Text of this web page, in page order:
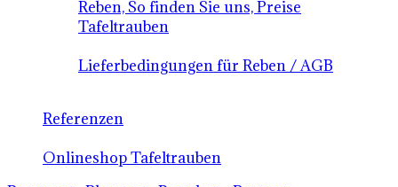
Reben, So finden Sie uns, Preise
Tafeltrauben
Lieferbedingungen für Reben / AGB
Referenzen
Onlineshop Tafeltrauben